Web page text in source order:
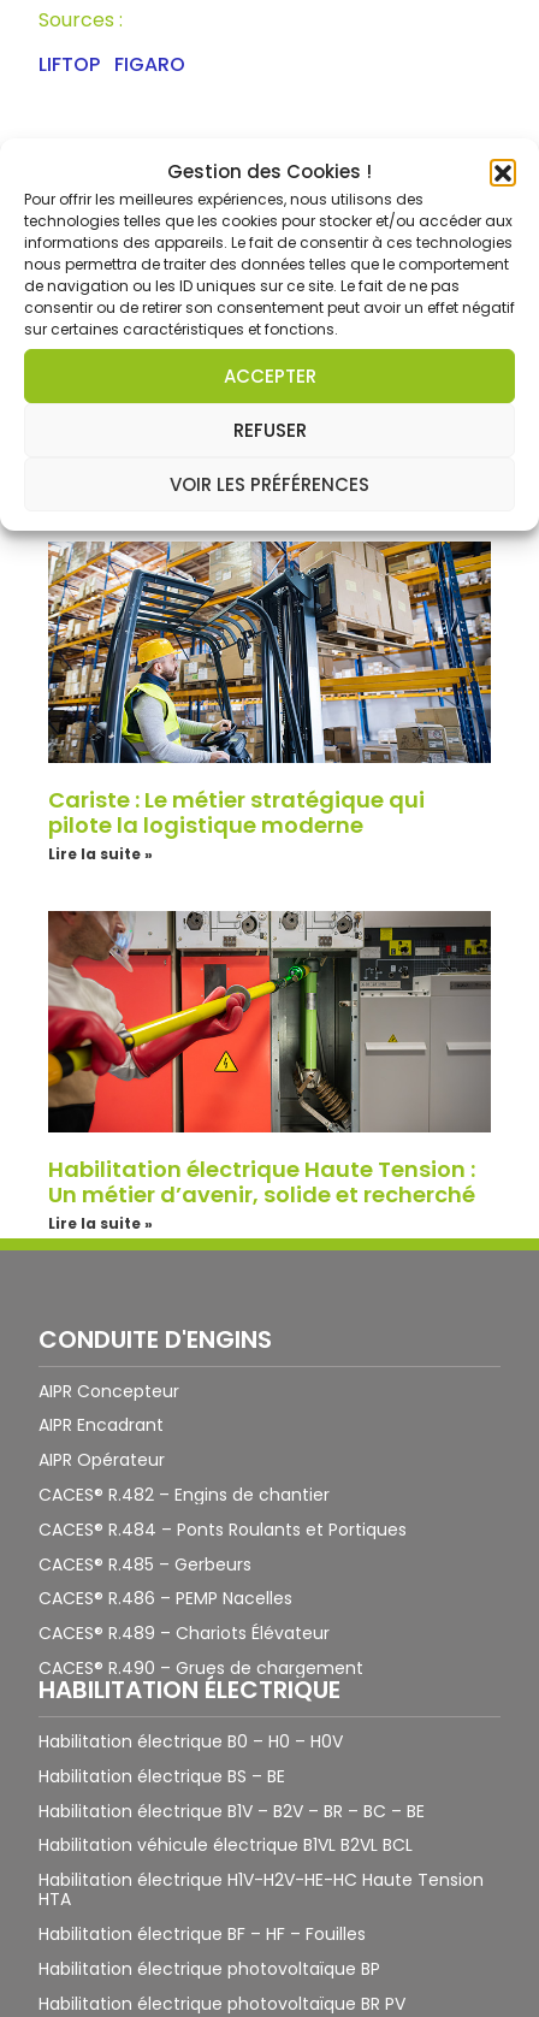
Gestion des Cookies !
Pour offrir les meilleures expériences, nous utilisons des
technologies telles que les cookies pour stocker et/ou accéder aux
informations des appareils. Le fait de consentir à ces technologies
nous permettra de traiter des données telles que le comportement
de navigation ou les ID uniques sur ce site. Le fait de ne pas
consentir ou de retirer son consentement peut avoir un effet négatif
sur certaines caractéristiques et fonctions.
ACCEPTER
REFUSER
VOIR LES PRÉFÉRENCES
Sources :
LIFTOP FIGARO
Travaux sous tension : le guide
Cariste : Le métier stratégique qui
pilote la logistique moderne
Lire la suite »
Habilitation électrique Haute Tension :
Un métier d’avenir, solide et recherché
Lire la suite »
CONDUITE D'ENGINS
AIPR Concepteur
AIPR Encadrant
AIPR Opérateur
CACES® R.482 – Engins de chantier
CACES® R.484 – Ponts Roulants et Portiques
CACES® R.485 – Gerbeurs
CACES® R.486 – PEMP Nacelles
CACES® R.489 – Chariots Élévateur
CACES® R.490 – Grues de chargement
HABILITATION ÉLECTRIQUE
Habilitation électrique B0 – H0 – H0V
Habilitation électrique BS – BE
Habilitation électrique B1V – B2V – BR – BC – BE
Habilitation véhicule électrique B1VL B2VL BCL
Habilitation électrique H1V-H2V-HE-HC Haute Tension
HTA
Habilitation électrique BF – HF – Fouilles
Habilitation électrique photovoltaïque BP
Habilitation électrique photovoltaïque BR PV